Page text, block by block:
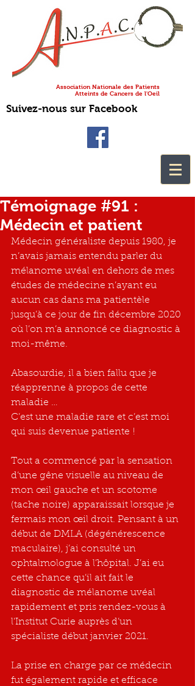
Association Nationale des Patients
Atteints de Cancers de l'Oeil
Suivez-nous sur Facebook
Témoignage #91 :
Médecin et patient
Médecin généraliste depuis 1980, je
n’avais jamais entendu parler du
mélanome uvéal en dehors de mes
études de médecine n’ayant eu
aucun cas dans ma patientèle
jusqu’à ce jour de fin décembre 2020
où l’on m’a annoncé ce diagnostic à
moi-même.
Abasourdie, il a bien fallu que je
réapprenne à propos de cette
maladie …
C’est une maladie rare et c’est moi
qui suis devenue patiente !
Tout a commencé par la sensation
d’une gêne visuelle au niveau de
mon œil gauche et un scotome
(tache noire) apparaissait lorsque je
fermais mon œil droit. Pensant à un
début de DMLA (dégénérescence
maculaire), j’ai consulté un
ophtalmologue à l’hôpital. J’ai eu
cette chance qu’il ait fait le
diagnostic de mélanome uvéal
rapidement et pris rendez-vous à
l’Institut Curie auprès d’un
spécialiste début janvier 2021.
La prise en charge par ce médecin
fut également rapide et efficace